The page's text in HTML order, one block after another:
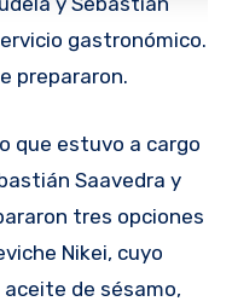
gastronómico.
prepararon.
que estuvo a cargo
Saavedra y
tres opciones
Nikei, cuyo
de sésamo,